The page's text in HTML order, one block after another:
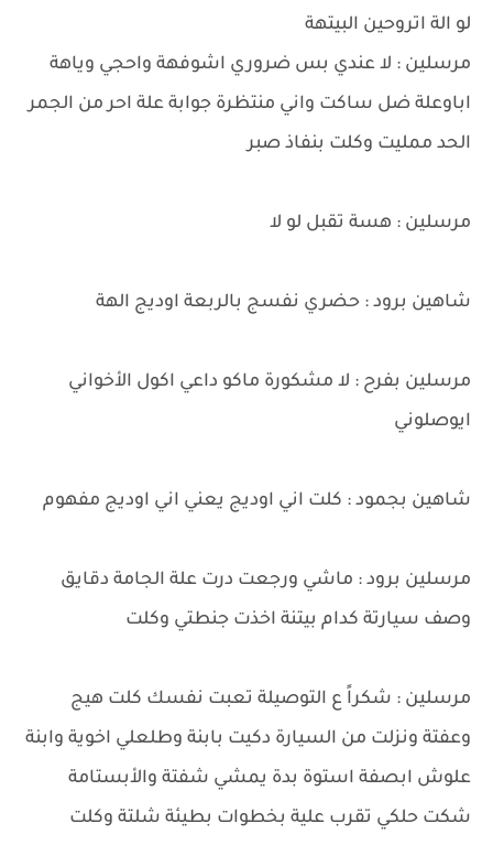
لو الة اتروحين البيتهة
مرسلين : لا عندي بس ضروري اشوفهة واحجي وياهة
اباوعلة ضل ساكت واني منتظرة جوابة علة احر من الجمر
الحد ممليت وكلت بنفاذ صبر
مرسلين : هسة تقبل لو لا
شاهين برود : حضري نفسج بالربعة اوديج الهة
مرسلين بفرح : لا مشكورة ماكو داعي اكول الأخواني
ايوصلوني
شاهين بجمود : كلت اني اوديج يعني اني اوديج مفهوم
مرسلين برود : ماشي ورجعت درت علة الجامة دقايق
وصف سيارتة كدام بيتنة اخذت جنطتي وكلت
مرسلين : شكراً ع التوصيلة تعبت نفسك كلت هيج
وعفتة ونزلت من السيارة دكيت بابنة وطلعلي اخوية وابنة
علوش ابصفة استوة بدة يمشي شفتة والأبستامة
شكت حلكي تقرب علية بخطوات بطيئة شلتة وكلت